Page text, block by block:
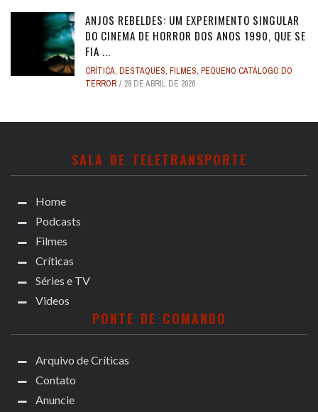
ANJOS REBELDES: UM EXPERIMENTO SINGULAR
DO CINEMA DE HORROR DOS ANOS 1990, QUE SE
FIA ...
CRÍTICA, DESTAQUES, FILMES, PEQUENO CATÁLOGO DO
TERROR
28 DE ABRIL DE 2026
SALA DE TELETRANSPORTE
Home
Podcasts
Filmes
Críticas
Séries e TV
Videos
PONTE DE COMANDO
Arquivo de Críticas
Contato
Anuncie